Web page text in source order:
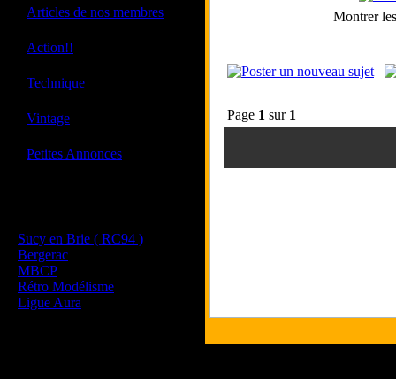
Articles de nos membres
Action!!
Technique
Vintage
Petites Annonces
Sucy en Brie ( RC94 )
Bergerac
MBCP
Rétro Modélisme
Ligue Aura
Montrer
Page 1 sur 1